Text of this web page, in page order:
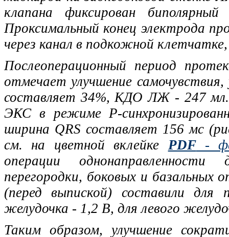
клапана фиксирован
Проксимальный конец электрода
через канал в подкожной
Послеоперационный период
отмечает улучшение
составляет 34%, КДО ЛЖ - 247
ЭКС в режиме Р-
ширина QRS составляет 156 мс
см. на цветной вклейке PDF-
операции
перегородки, боковых и базальных
(перед выпиской) составили
желудочка - 1,2 В, для левого
Таким образом, улучшение